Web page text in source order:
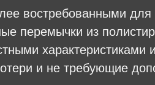
востребованными для
перемычки из
и не требующие